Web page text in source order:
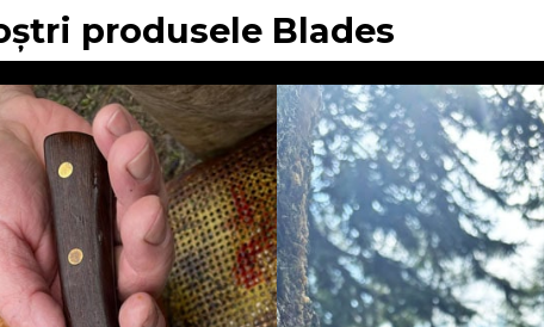
produsele Blades